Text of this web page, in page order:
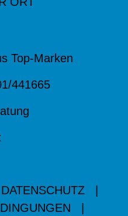
Top-Marken
441665
DATENSCHUTZ